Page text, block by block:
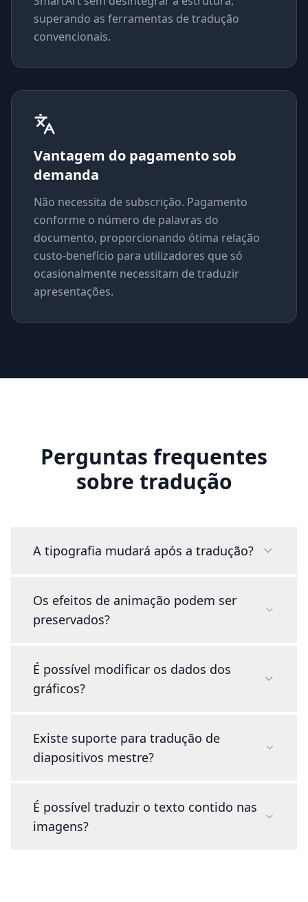
superando as ferramentas de tradução
convencionais.
Vantagem do pagamento sob
demanda
Não necessita de subscrição. Pagamento
conforme o número de palavras do
documento, proporcionando ótima relação
custo-benefício para utilizadores que só
ocasionalmente necessitam de traduzir
apresentações.
Perguntas frequentes
sobre tradução
A tipografia mudará após a tradução?
Os efeitos de animação podem ser
preservados?
É possível modificar os dados dos
gráficos?
Existe suporte para tradução de
diapositivos mestre?
É possível traduzir o texto contido nas
imagens?